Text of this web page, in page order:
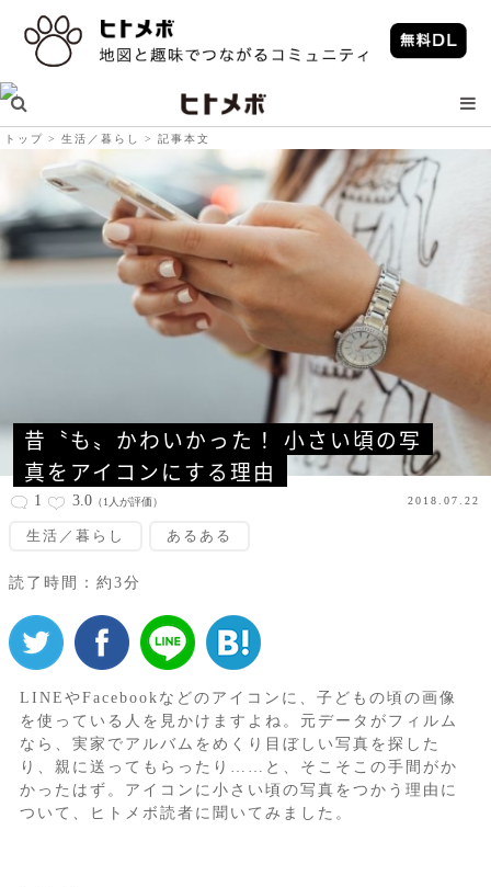
トップ 生活／暮らし 記事本文
昔〝も〟かわいかった！ 小さい頃の写
真をアイコンにする理由
1 3.0 （1人が評価） 2018.07.22
生活／暮らし あるある
読了時間：約3分
LINEやFacebookなどのアイコンに、子どもの頃の画像
を使っている人を見かけますよね。元データがフィルム
なら、実家でアルバムをめくり目ぼしい写真を探した
り、親に送ってもらったり……と、そこそこの手間がか
かったはず。アイコンに小さい頃の写真をつかう理由に
ついて、ヒトメボ読者に聞いてみました。